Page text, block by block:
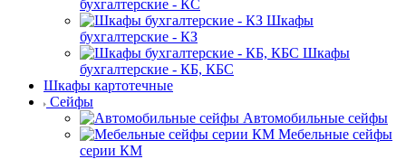
бухгалтерские - КС
Шкафы
бухгалтерские - КЗ
Шкафы
бухгалтерские - КБ, КБС
Шкафы картотечные
Сейфы
Автомобильные сейфы
Мебельные сейфы
серии КМ